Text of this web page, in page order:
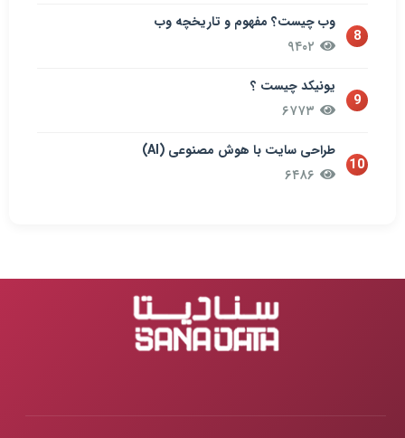
8
وب چیست؟ مفهوم و تاریخچه وب
9
یونیکد چیست ؟
10
طراحی سایت با هوش مصنوعی (AI)